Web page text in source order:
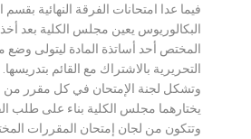
فيما عدا امتحانات الفرقة النهائية
البكالوريوس يعين مجلس الكلية بعد
المختص أحد أساتذة المادة ليتولى وضع
التحريرية بالاشتراك مع القائم بتدريسها.
وتشكل لجنة الإمتحان في كل مقرر
يختارهما مجلس الكلية بناء على طلب
وتتكون من لجان إمتحان المقررات